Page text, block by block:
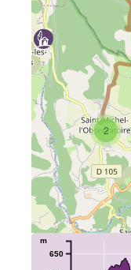
2
650
m